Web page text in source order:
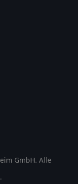
GmbH. Alle